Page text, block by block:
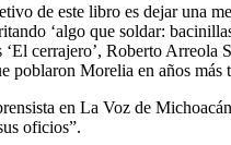
de este libro es dejar una
‘algo que soldar:
cerrajero’, Roberto
poblaron Morelia en años
en La Voz de
oficios”.